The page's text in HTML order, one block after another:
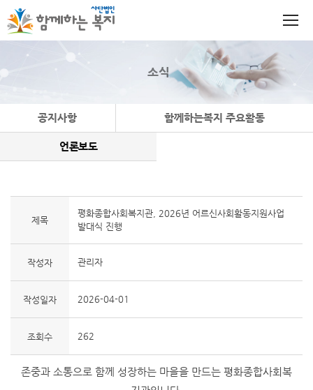
소식
공지사항 함께하는복지 주요활동
언론보도
제목
평화종합사회복지관, 2026년 어르신사회활동지원사업
발대식 진행
작성자 관리자
작성일자 2026-04-01
조회수 262
존중과 소통으로 함께 성장하는 마을을 만드는 평화종합사회복